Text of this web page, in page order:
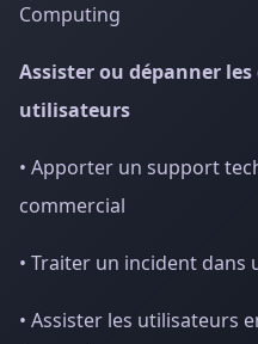
Computing
Assister ou dépanner
utilisateurs
• Apporter un support
commercial
• Traiter un incident dans
• Assister les utilisateurs